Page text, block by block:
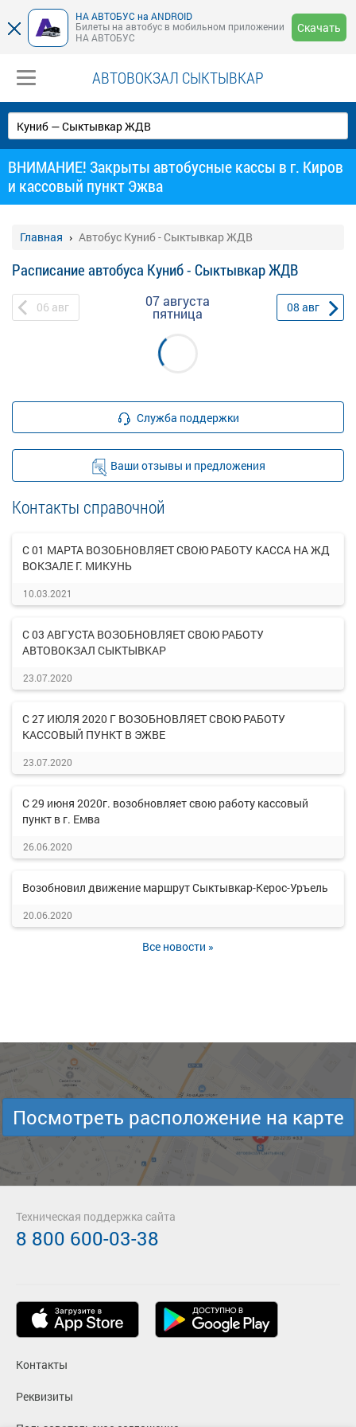
НА АВТОБУС на ANDROID
Билеты на автобус в мобильном приложении
НА АВТОБУС
Скачать
АВТОВОКЗАЛ СЫКТЫВКАР
ВНИМАНИЕ! Закрыты автобусные кассы в г. Киров
и кассовый пункт Эжва
Главная Автобус Куниб - Сыктывкар ЖДВ
Расписание автобуса Куниб - Сыктывкар ЖДВ
06 авг 07 августа
пятница 08 авг
Служба поддержки
Ваши отзывы и предложения
Контакты справочной
С 01 МАРТА ВОЗОБНОВЛЯЕТ СВОЮ РАБОТУ КАССА НА ЖД
ВОКЗАЛЕ Г. МИКУНЬ
10.03.2021
С 03 АВГУСТА ВОЗОБНОВЛЯЕТ СВОЮ РАБОТУ
АВТОВОКЗАЛ СЫКТЫВКАР
23.07.2020
С 27 ИЮЛЯ 2020 Г ВОЗОБНОВЛЯЕТ СВОЮ РАБОТУ
КАССОВЫЙ ПУНКТ В ЭЖВЕ
23.07.2020
С 29 июня 2020г. возобновляет свою работу кассовый
пункт в г. Емва
26.06.2020
Возобновил движение маршрут Сыктывкар-Керос-Уръель
20.06.2020
Все новости »
Посмотреть расположение на карте
Контакты
Реквизиты
Техническая поддержка сайта
8 800 600-03-38